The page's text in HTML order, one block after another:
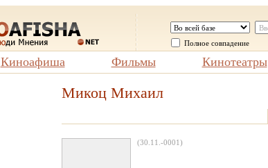
Полное совпадение
Киноафиша Фильмы Кинотеатры
Микоц Михаил
(30.11.-0001)